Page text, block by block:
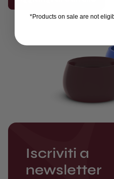
Iscriviti a
newsletter
*Products on sale are not